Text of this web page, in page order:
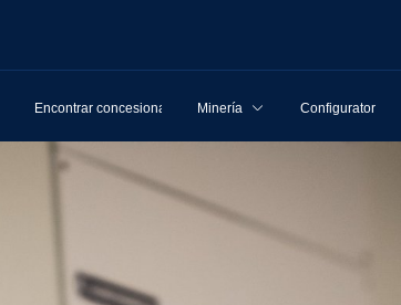
Encontrar concesionarios Minería Configurator